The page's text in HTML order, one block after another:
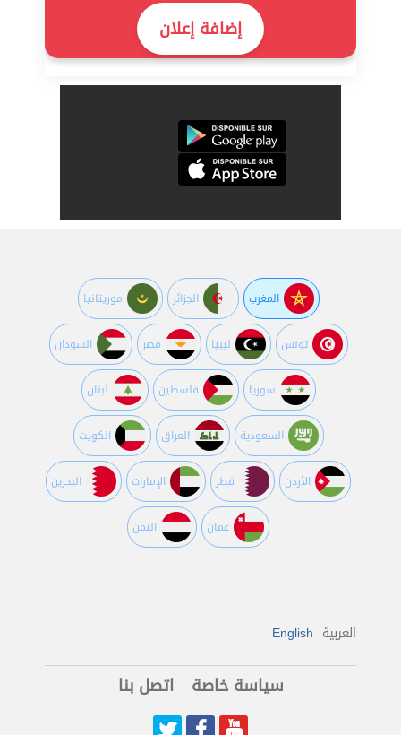
إضافة إعلان
المغرب الجزائر موريتانيا
تونس ليبيا مصر السودان
سوريا فلسطين لبنان
السعودية العراق الكويت
اﻷردن قطر اﻹمارات البحرين
عمان اليمن
العربية English
سياسة خاصة اتصل بنا